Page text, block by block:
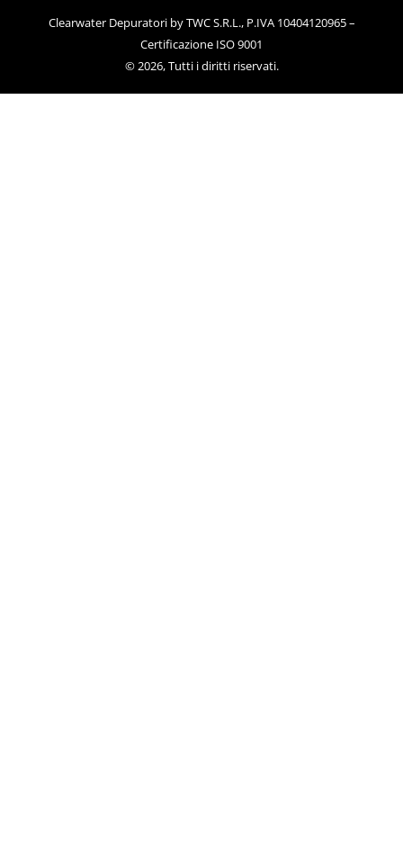
Clearwater Depuratori by TWC S.R.L., P.IVA 10404120965 –
Certificazione ISO 9001
© 2026, Tutti i diritti riservati.